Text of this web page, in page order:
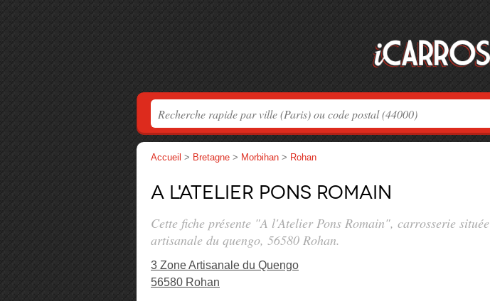
Accueil > Bretagne > Morbihan > Rohan
A l'Atelier Pons Romain
Cette fiche présente "A l'Atelier Pons Romain", carrosserie située
artisanale du quengo, 56580 Rohan.
3 Zone Artisanale du Quengo
56580 Rohan